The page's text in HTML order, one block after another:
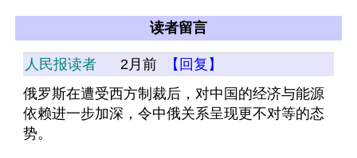
读者留言
人民报读者 2月前
【回复】
俄罗斯在遭受西方制裁后，对中国的经济与能源
依赖进一步加深，令中俄关系呈现更不对等的态
势。